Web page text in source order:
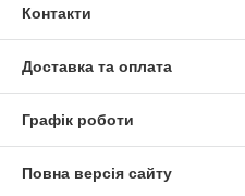
Контакти
Доставка та оплата
Графік роботи
Повна версія сайту